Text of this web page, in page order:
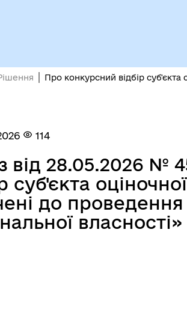
Про конкурсний відбір суб'єкта
114
від 28.05.2026 №
суб'єкта
до
власності»